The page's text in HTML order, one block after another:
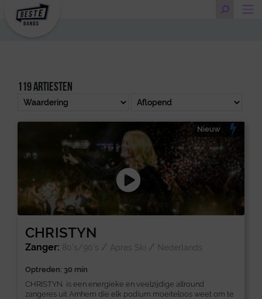
119 artiesten
CHRISTYN
Nieuw
Zanger: 80's/90's / Apres Ski / Nederlands
Optreden: 30 min
CHRISTYN is een energieke en veelzijdige allround
zangeres uit Arnhem die elk podium moeiteloos weet om te